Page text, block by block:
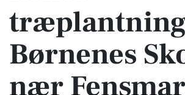
Børnenes
nær